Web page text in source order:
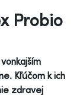
Probio
Kľúčom k ich
zdravej